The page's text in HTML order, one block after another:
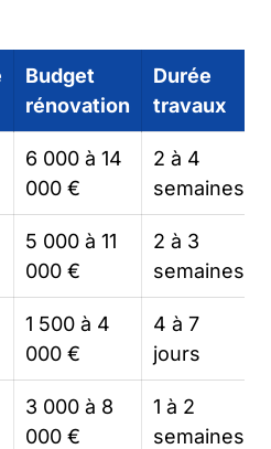
Budget
rénovation
Durée
travaux
6 000 à 14
000 €
2 à 4
semaines
5 000 à 11
000 €
2 à 3
semaines
1 500 à 4
000 €
4 à 7
jours
3 000 à 8
000 €
1 à 2
semaines